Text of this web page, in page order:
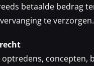
betaalde bedrag
te verzorgen.
concepten,